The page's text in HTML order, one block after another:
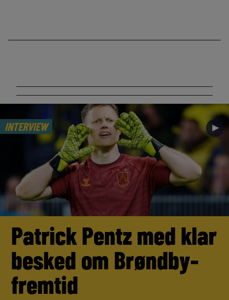
INTERVIEW ►
Patrick Pentz med klar
besked om Brøndby-
fremtid